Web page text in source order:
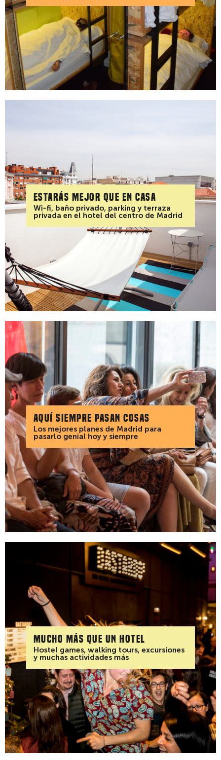
Estarás mejor que en casa
Wi-fi, baño privado, parking y terraza
privada en el hotel del centro de Madrid
Aquí siempre pasan cosas
Los mejores planes de Madrid para
pasarlo genial hoy y siempre
Mucho más que un hotel
Hostel games, walking tours, excursiones
y muchas actividades más